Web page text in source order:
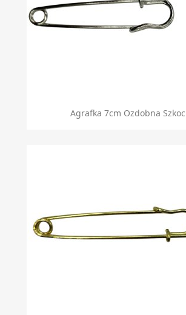
Agrafka 7cm Ozdobna